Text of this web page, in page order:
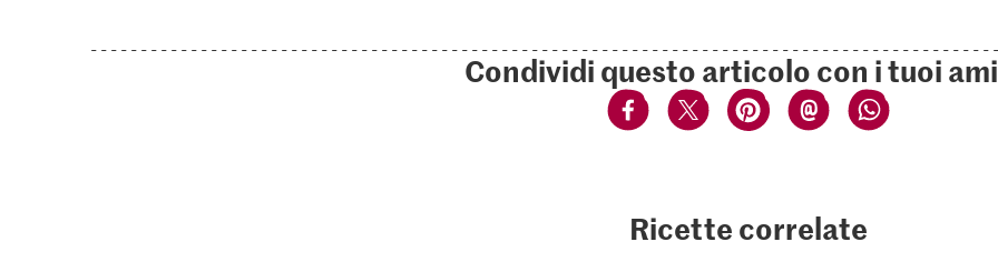
Condividi questo articolo con i tuoi
Ricette correlate